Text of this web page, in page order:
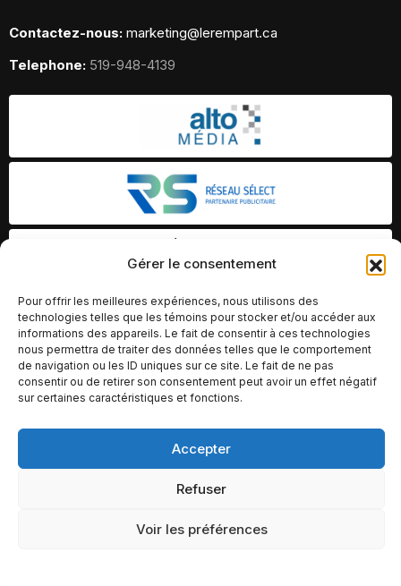
Gérer le consentement
Pour offrir les meilleures expériences, nous utilisons des
technologies telles que les témoins pour stocker et/ou accéder aux
informations des appareils. Le fait de consentir à ces technologies
nous permettra de traiter des données telles que le comportement
de navigation ou les ID uniques sur ce site. Le fait de ne pas
consentir ou de retirer son consentement peut avoir un effet négatif
sur certaines caractéristiques et fonctions.
Accepter
Refuser
Voir les préférences
Contactez-nous: marketing@lerempart.ca
Telephone: 519-948-4139
© Copyright 2026 – Altomédia Inc |